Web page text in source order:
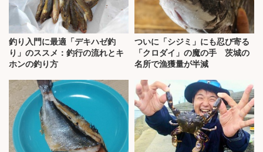
釣り入門に最適「デキハゼ釣
り」のススメ：釣行の流れとキ
ホンの釣り方
ついに「シジミ」にも忍び寄る
「クロダイ」の魔の手 茨城の
名所で漁獲量が半減